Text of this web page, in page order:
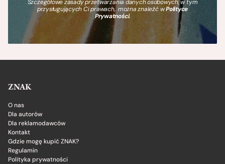
Szczegółowe zasady przetwarzania danych osobowych, w tym
przysługujących Ci prawach, można znaleźć wPolityce
Prywatności.
ZNAK
O nas
Dla autorów
Dla reklamodawców
Kontakt
Gdzie mogę kupić ZNAK?
Regulamin
Polityka prywatności